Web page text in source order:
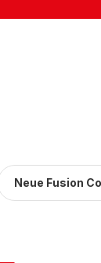
Neue Fusion